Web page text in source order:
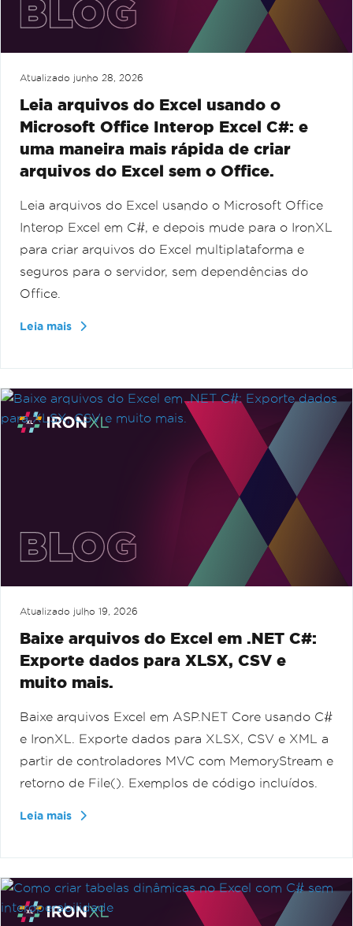
Atualizado junho 28, 2026
Leia arquivos do Excel usando o
Microsoft Office Interop Excel C#: e
uma maneira mais rápida de criar
arquivos do Excel sem o Office.
Leia arquivos do Excel usando o Microsoft Office
Interop Excel em C#, e depois mude para o IronXL
para criar arquivos do Excel multiplataforma e
seguros para o servidor, sem dependências do
Office.
Leia mais
Atualizado julho 19, 2026
Baixe arquivos do Excel em .NET C#:
Exporte dados para XLSX, CSV e
muito mais.
Baixe arquivos Excel em ASP.NET Core usando C#
e IronXL. Exporte dados para XLSX, CSV e XML a
partir de controladores MVC com MemoryStream e
retorno de File(). Exemplos de código incluídos.
Leia mais